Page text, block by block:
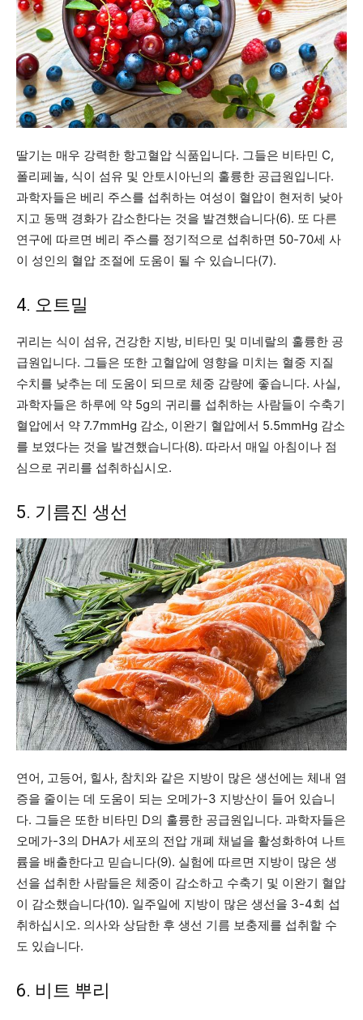
딸기는 매우 강력한 항고혈압 식품입니다. 그들은 비타민 C,
폴리페놀, 식이 섬유 및 안토시아닌의 훌륭한 공급원입니다.
과학자들은 베리 주스를 섭취하는 여성이 혈압이 현저히 낮아
지고 동맥 경화가 감소한다는 것을 발견했습니다(6). 또 다른
연구에 따르면 베리 주스를 정기적으로 섭취하면 50-70세 사
이 성인의 혈압 조절에 도움이 될 수 있습니다(7).
4. 오트밀
귀리는 식이 섬유, 건강한 지방, 비타민 및 미네랄의 훌륭한 공
급원입니다. 그들은 또한 고혈압에 영향을 미치는 혈중 지질
수치를 낮추는 데 도움이 되므로 체중 감량에 좋습니다. 사실,
과학자들은 하루에 약 5g의 귀리를 섭취하는 사람들이 수축기
혈압에서 약 7.7mmHg 감소, 이완기 혈압에서 5.5mmHg 감소
를 보였다는 것을 발견했습니다(8). 따라서 매일 아침이나 점
심으로 귀리를 섭취하십시오.
5. 기름진 생선
연어, 고등어, 힐사, 참치와 같은 지방이 많은 생선에는 체내 염
증을 줄이는 데 도움이 되는 오메가-3 지방산이 들어 있습니
다. 그들은 또한 비타민 D의 훌륭한 공급원입니다. 과학자들은
오메가-3의 DHA가 세포의 전압 개폐 채널을 활성화하여 나트
륨을 배출한다고 믿습니다(9). 실험에 따르면 지방이 많은 생
선을 섭취한 사람들은 체중이 감소하고 수축기 및 이완기 혈압
이 감소했습니다(10). 일주일에 지방이 많은 생선을 3-4회 섭
취하십시오. 의사와 상담한 후 생선 기름 보충제를 섭취할 수
도 있습니다.
6. 비트 뿌리